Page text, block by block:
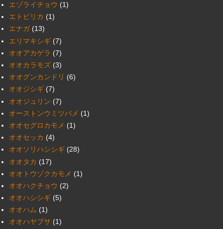
エゾライチョウ (1)
エトピリカ (1)
エナガ (13)
エリマキシギ (7)
オオアカゲラ (7)
オオカラモズ (3)
オオグンカンドリ (6)
オオジシギ (7)
オオジュリン (7)
オーストンウミツバメ (1)
オオセグロカモメ (1)
オオセッカ (4)
オオソリハシシギ (28)
オオタカ (17)
オオトウゾクカモメ (1)
オオハクチョウ (2)
オオハシシギ (5)
オオハム (1)
オオハヤブサ (1)